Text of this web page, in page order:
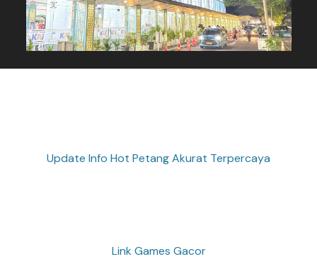
Update Info Hot Petang Akurat Terpercaya
Link Games Gacor